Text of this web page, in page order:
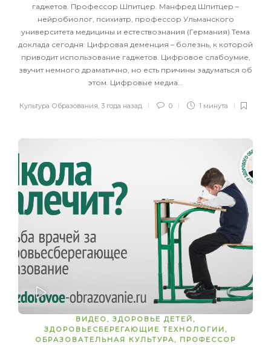
гаджетов. Профессор Шпитцер. Манфред Шпитцер –
нейробиолог, психиатр, профессор Ульманского
университета медицины и естествознания (Германия).Тема
доклада сегодня: Цифровая деменция – болезнь, к которой
приводит использование гаджетов. Цифровое слабоумие,
звучит немного драматично, но есть причины задуматься об
этом. Цифровые медиа…
Культура Образования, 3 года назад 0 1 минута
ВИДЕО, ЗДОРОВЬЕ ДЕТЕЙ,
ЗДОРОВЬЕСБЕРЕГАЮЩИЕ ТЕХНОЛОГИИ,
ОБРАЗОВАТЕЛЬНАЯ КУЛЬТУРА, ПРОФЕССОР